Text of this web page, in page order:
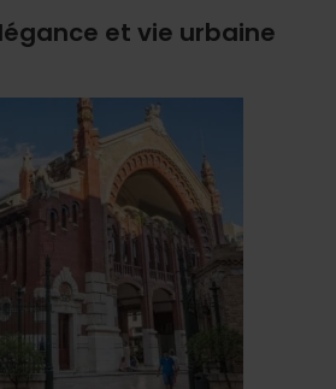
et vie urbaine